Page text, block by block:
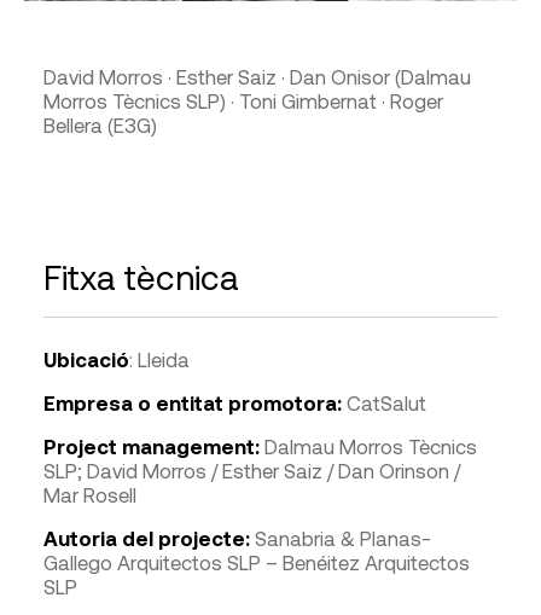
David Morros · Esther Saiz · Dan Onisor (Dalmau
Morros Tècnics SLP) · Toni Gimbernat · Roger
Bellera (E3G)
Fitxa tècnica
Ubicació: Lleida
Empresa o entitat promotora: CatSalut
Project management: Dalmau Morros Tècnics
SLP; David Morros / Esther Saiz / Dan Orinson /
Mar Rosell
Autoria del projecte: Sanabria & Planas-
Gallego Arquitectos SLP – Benéitez Arquitectos
SLP